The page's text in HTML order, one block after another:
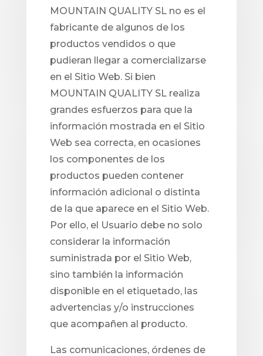
MOUNTAIN QUALITY SL no es el
fabricante de algunos de los
productos vendidos o que
pudieran llegar a comercializarse
en el Sitio Web. Si bien
MOUNTAIN QUALITY SL realiza
grandes esfuerzos para que la
información mostrada en el Sitio
Web sea correcta, en ocasiones
los componentes de los
productos pueden contener
información adicional o distinta
de la que aparece en el Sitio Web.
Por ello, el Usuario debe no solo
considerar la información
suministrada por el Sitio Web,
sino también la información
disponible en el etiquetado, las
advertencias y/o instrucciones
que acompañen al producto.
Las comunicaciones, órdenes de